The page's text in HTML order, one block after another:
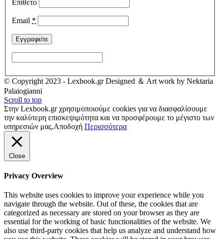
Επίθετο
Email *
© Copyright 2023 - Lexbook.gr Designed ＆ Art work by Nektaria
Palaiogianni
Scroll to top
Στην Lexbook.gr χρησιμοποιούμε cookies για να διασφαλίσουμε
την καλύτερη επισκεψιμότητα και να προσφέρουμε το μέγιστο των
υπηρεσιών μας.Αποδοχή Περισσότερα
Close
Privacy Overview
This website uses cookies to improve your experience while you
navigate through the website. Out of these, the cookies that are
categorized as necessary are stored on your browser as they are
essential for the working of basic functionalities of the website. We
also use third-party cookies that help us analyze and understand how